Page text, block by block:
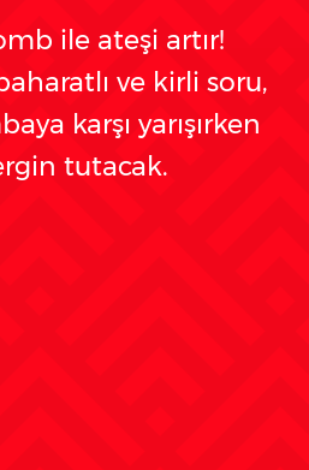
ile ateşi artır!
ve kirli soru,
karşı yarışırken
tutacak.